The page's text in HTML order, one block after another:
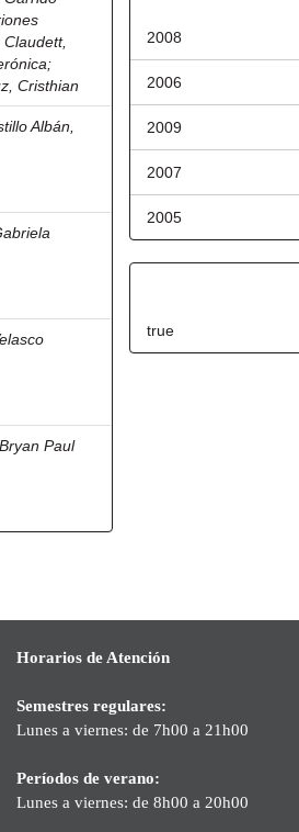
;
Cristhian
Albán,
Paul
2008
2006
2009
2007
2005
true
Horarios de Atención
Semestres regulares:
Lunes a viernes: de 7h00 a 21h00
Períodos de verano:
Lunes a viernes: de 8h00 a 20h00